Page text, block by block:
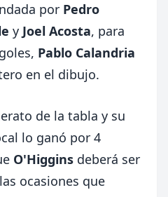
por Pedro
y Joel Acosta, para
Pablo Calandria
en el dibujo.
de la tabla y su
lo ganó por 4
O'Higgins deberá ser
ocasiones que